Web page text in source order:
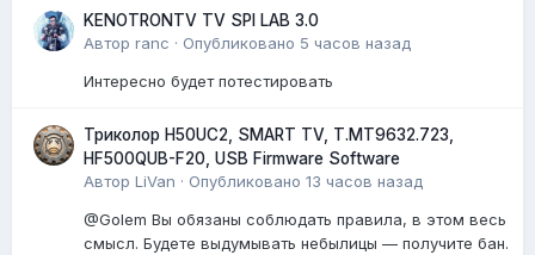
KENOTRONTV TV SPI LAB 3.0
Автор ranc · Опубликовано 5 часов назад
Интересно будет потестировать
Триколор H50UC2, SMART TV, T.MT9632.723,
HF500QUB-F20, USB Firmware Software
Автор LiVan · Опубликовано 13 часов назад
@Golem Вы обязаны соблюдать правила, в этом весь
смысл. Будете выдумывать небылицы — получите бан.